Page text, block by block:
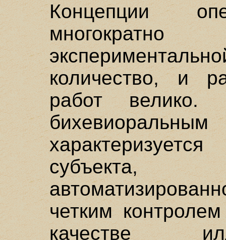
Концепции
количество, и
работ велико.
субъекта,
четким
качестве